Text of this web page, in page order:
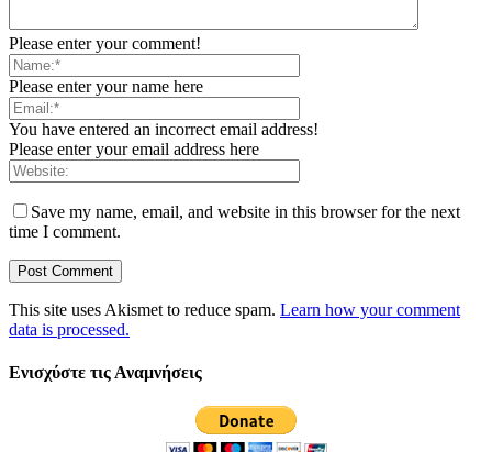
Please enter your comment!
Please enter your name here
You have entered an incorrect email address!
Please enter your email address here
Save my name, email, and website in this browser for the next
time I comment.
This site uses Akismet to reduce spam. Learn how your comment
data is processed.
Ενισχύστε τις Αναμνήσεις